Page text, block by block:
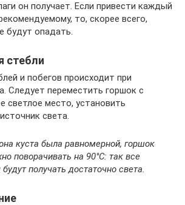
он получает. Если привести каждый
то, скорее всего,
будут опадать.
стебли
и побегов происходит при
Следует переместить горшок с
светлое место, установить
света.
куста была равномерной, горшок
поворачивать на 90°С: так все
получать достаточно света.